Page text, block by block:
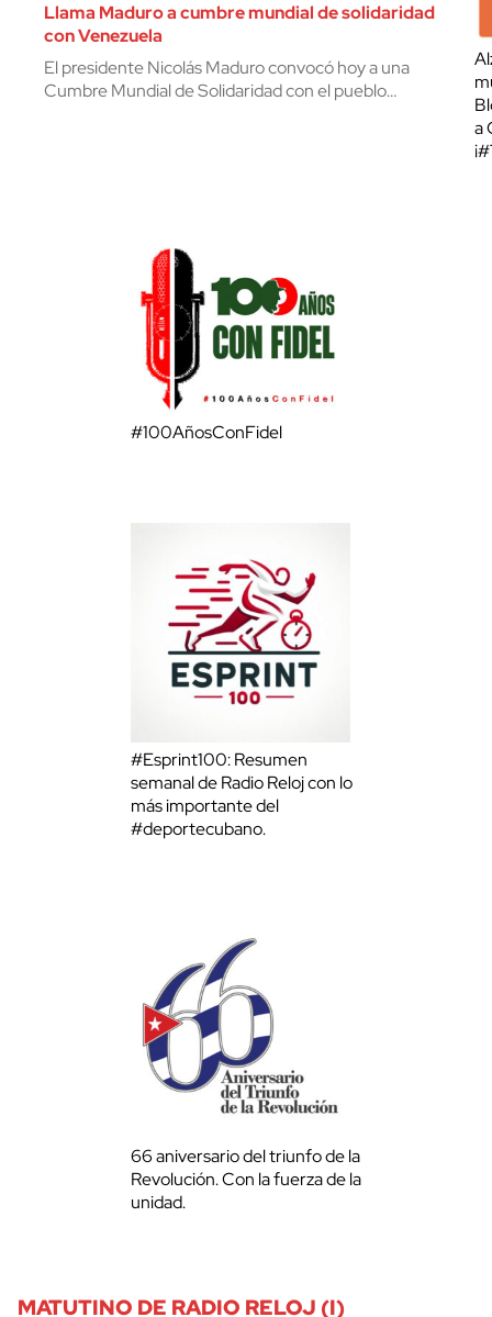
Llama Maduro a cumbre mundial de solidaridad
con Venezuela
El presidente Nicolás Maduro convocó hoy a una
Cumbre Mundial de Solidaridad con el pueblo…
a
#100AñosConFidel
#Esprint100: Resumen
semanal de Radio Reloj con lo
más importante del
#deportecubano.
66 aniversario del triunfo de la
Revolución. Con la fuerza de la
unidad.
MATUTINO DE RADIO RELOJ (I)